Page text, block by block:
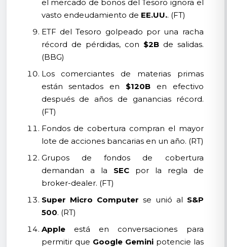
el mercado de bonos del Tesoro ignora el
vasto endeudamiento de EE.UU.. (FT)
ETF del Tesoro golpeado por una racha
récord de pérdidas, con $2Bde salidas.
(BBG)
Los comerciantes de materias primas
están sentados en $120Ben efectivo
después de años de ganancias récord.
(FT)
Fondos de cobertura compran el mayor
lote de acciones bancarias en un año. (RT)
Grupos de fondos de cobertura
demandan a la SECpor la regla de
broker-dealer. (FT)
Super Micro Computer se unió al S&P
500. (RT)
Appleestá en conversaciones para
permitir que Google Geminipotencie las